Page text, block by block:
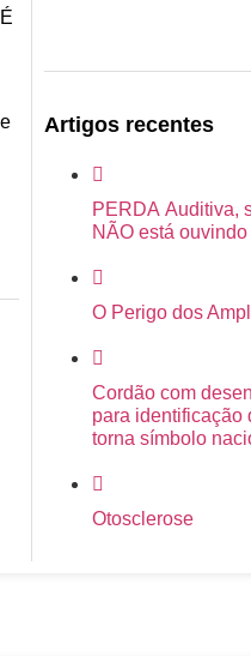
Artigos recentes
PERDA Auditiva,
NÃO está
O Perigo dos
Cordão com
para identificação
torna símbolo
Otosclerose